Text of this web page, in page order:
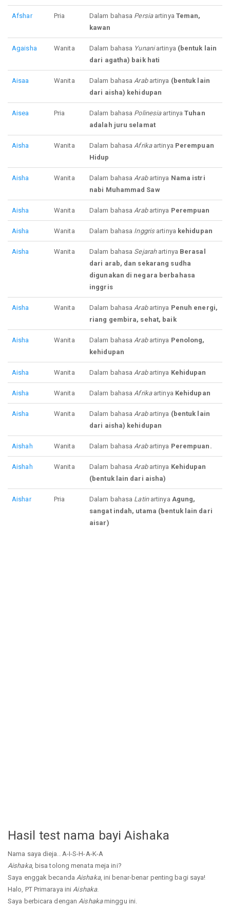
Afshar Pria Dalam bahasa Persiaartinya Teman,
kawan
Agaisha Wanita Dalam bahasa Yunaniartinya (bentuk lain
dari agatha) baik hati
Aisaa Wanita Dalam bahasaArabartinya (bentuk lain
dari aisha) kehidupan
Aisea Pria Dalam bahasa PolinesiaartinyaTuhan
adalah juru selamat
Aisha Wanita Dalam bahasaAfrikaartinya Perempuan
Hidup
Aisha Wanita Dalam bahasaArabartinya Nama istri
nabi Muhammad Saw
Aisha Wanita Dalam bahasaArabartinya Perempuan
Aisha Wanita Dalam bahasa Inggrisartinya kehidupan
Aisha Wanita Dalam bahasa Sejarahartinya Berasal
dari arab, dan sekarang sudha
digunakan di negara berbahasa
inggris
Aisha Wanita Dalam bahasaArabartinya Penuh energi,
riang gembira, sehat, baik
Aisha Wanita Dalam bahasaArabartinya Penolong,
kehidupan
Aisha Wanita Dalam bahasaArabartinya Kehidupan
Aisha Wanita Dalam bahasaAfrikaartinya Kehidupan
Aisha Wanita Dalam bahasaArabartinya (bentuk lain
dari aisha) kehidupan
Aishah Wanita Dalam bahasaArabartinya Perempuan.
Aishah Wanita Dalam bahasaArabartinya Kehidupan
(bentuk lain dari aisha)
Aishar Pria Dalam bahasa Latinartinya Agung,
sangat indah, utama (bentuk lain dari
aisar)
Hasil test nama bayi Aishaka
Nama saya dieja.. A-I-S-H-A-K-A
Aishaka, bisa tolong menata meja ini?
Saya enggak becanda Aishaka, ini benar-benar penting bagi saya!
Halo, PT Primaraya iniAishaka.
Saya berbicara denganAishakaminggu ini.